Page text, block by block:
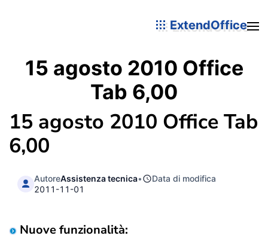
ExtendOffice
15 agosto 2010 Office
Tab 6,00
15 agosto 2010 Office Tab
6,00
AutoreAssistenza tecnica•
Data di modifica
2011-11-01
Nuove funzionalità: